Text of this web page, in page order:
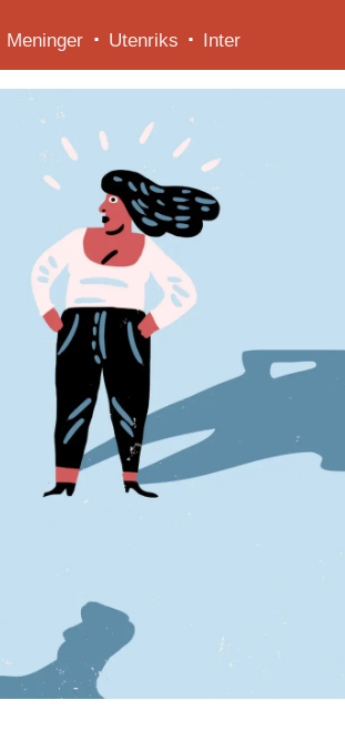
Meninger Utenriks Inter